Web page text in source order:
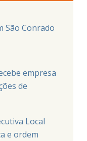
São Conrado
empresa
de
Local
e ordem